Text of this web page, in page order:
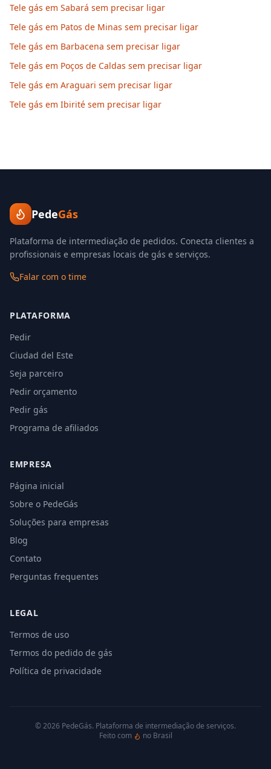
Tele gás em Sabará sem precisar ligar
Tele gás em Patos de Minas sem precisar ligar
Tele gás em Barbacena sem precisar ligar
Tele gás em Poços de Caldas sem precisar ligar
Tele gás em Araguari sem precisar ligar
Tele gás em Ibirité sem precisar ligar
PedeGás
Plataforma de intermediação de pedidos. Conecta clientes a
profissionais e empresas locais de gás e serviços.
Falar com o time
PLATAFORMA
Pedir
Ciudad del Este
Seja parceiro
Pedir orçamento
Pedir gás
Programa de afiliados
EMPRESA
Página inicial
Sobre o PedeGás
Soluções para empresas
Blog
Contato
Perguntas frequentes
LEGAL
Termos de uso
Termos do pedido de gás
Política de privacidade
©2026 PedeGás. Plataforma de intermediação de serviços.
Feito com
no Brasil